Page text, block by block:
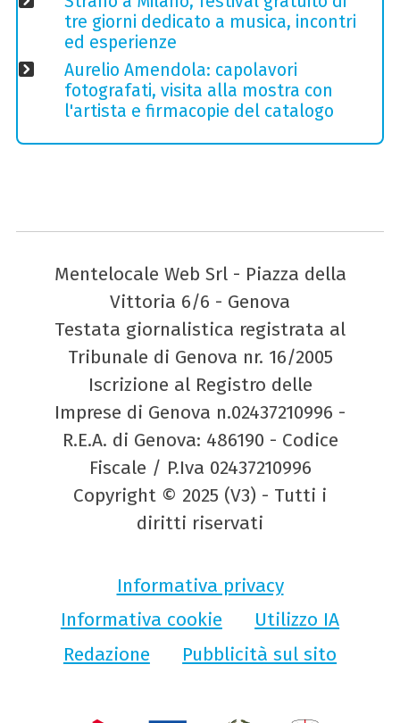
tre giorni dedicato a musica, incontri
ed esperienze
Aurelio Amendola: capolavori
fotografati, visita alla mostra con
l'artista e firmacopie del catalogo
Mentelocale Web Srl - Piazza della
Vittoria 6/6 - Genova
Testata giornalistica registrata al
Tribunale di Genova nr. 16/2005
Iscrizione al Registro delle
Imprese di Genova n.02437210996 -
R.E.A. di Genova: 486190 - Codice
Fiscale / P.Iva 02437210996
Copyright © 2025 (V3) - Tutti i
diritti riservati
Informativa privacy
Informativa cookie
Utilizzo IA
Redazione
Pubblicità sul sito